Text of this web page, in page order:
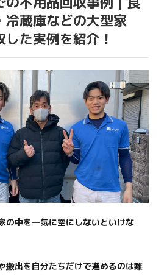
冷蔵庫などの大型家
た実例を紹介！
の中を一気に空にしないといけな
搬出を自分たちだけで進めるのは難